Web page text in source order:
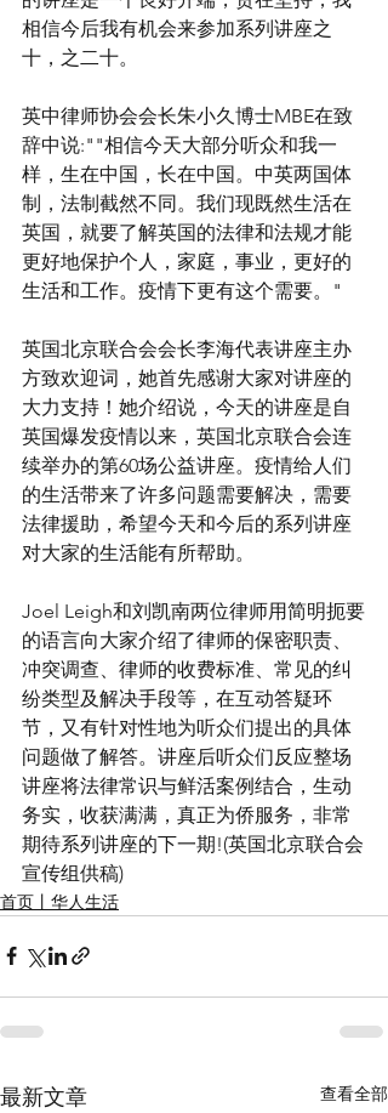
相信今后我有机会来参加系列讲座之
十，之二十。
英中律师协会会长朱小久博士MBE在致
辞中说:""相信今天大部分听众和我一
样，生在中国，长在中国。中英两国体
制，法制截然不同。我们现既然生活在
英国，就要了解英国的法律和法规才能
更好地保护个人，家庭，事业，更好的
生活和工作。疫情下更有这个需要。"
英国北京联合会会长李海代表讲座主办
方致欢迎词，她首先感谢大家对讲座的
大力支持！她介绍说，今天的讲座是自
英国爆发疫情以来，英国北京联合会连
续举办的第60场公益讲座。疫情给人们
的生活带来了许多问题需要解决，需要
法律援助，希望今天和今后的系列讲座
对大家的生活能有所帮助。
Joel Leigh和刘凯南两位律师用简明扼要
的语言向大家介绍了律师的保密职责、
冲突调查、律师的收费标准、常见的纠
纷类型及解决手段等，在互动答疑环
节，又有针对性地为听众们提出的具体
问题做了解答。讲座后听众们反应整场
讲座将法律常识与鲜活案例结合，生动
务实，收获满满，真正为侨服务，非常
期待系列讲座的下一期!(英国北京联合会
宣传组供稿)
首页丨华人生活
最新文章 查看全部